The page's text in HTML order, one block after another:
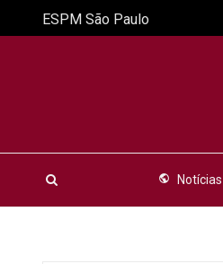
public Notícias
ESPM São Paulo